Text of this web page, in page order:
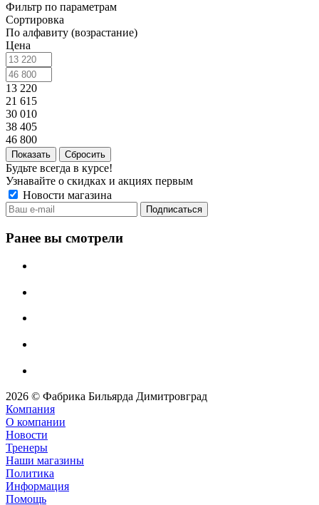
Фильтр по параметрам
Сортировка
По алфавиту (возрастание)
Цена
13 220
21 615
30 010
38 405
46 800
Сбросить
Будьте всегда в курсе!
Узнавайте о скидках и акциях первым
Новости магазина
Ранее вы смотрели
2026 © Фабрика Бильярда Димитровград
Компания
О компании
Новости
Тренеры
Наши магазины
Политика
Информация
Помощь